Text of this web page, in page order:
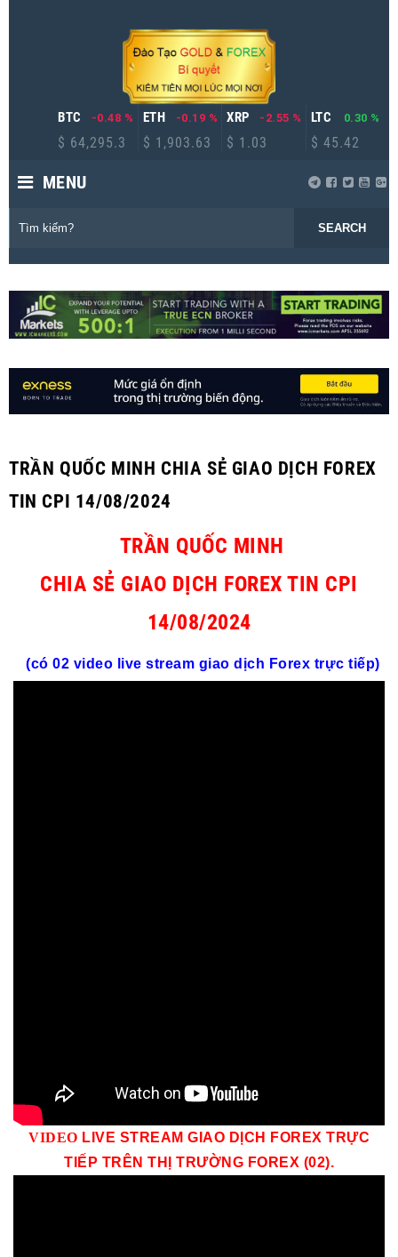
BTC
$ 64,295.3
-0.48 %
ETH
$ 1,903.63
-0.19 %
XRP
$ 1.03
-2.55 %
LTC
$ 45.42
0.30 %
SEARCH
MENU
TRẦN QUỐC MINH CHIA SẺ GIAO DỊCH FOREX
TIN CPI 14/08/2024
TRẦN QUỐC MINH
CHIA SẺ GIAO DỊCH FOREX TIN CPI
14/08/2024
(có 02 video live stream giao dịch Forex trực tiếp)
VIDEO LIVE STREAM GIAO DỊCH FOREX TRỰC
TIẾP TRÊN THỊ TRƯỜNG FOREX (02).